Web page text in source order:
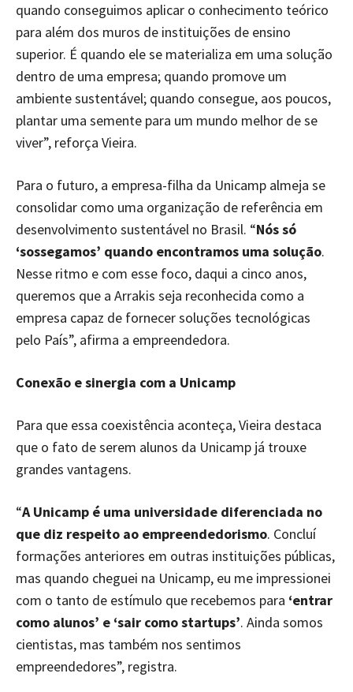
quando conseguimos aplicar o conhecimento teórico
para além dos muros de instituições de ensino
superior. É quando ele se materializa em uma solução
dentro de uma empresa; quando promove um
ambiente sustentável; quando consegue, aos poucos,
plantar uma semente para um mundo melhor de se
viver”, reforça Vieira.
Para o futuro, a empresa-filha da Unicamp almeja se
consolidar como uma organização de referência em
desenvolvimento sustentável no Brasil. “Nós só
‘sossegamos’ quando encontramos uma solução.
Nesse ritmo e com esse foco, daqui a cinco anos,
queremos que a Arrakis seja reconhecida como a
empresa capaz de fornecer soluções tecnológicas
pelo País”, afirma a empreendedora.
Conexão e sinergia com a Unicamp
Para que essa coexistência aconteça, Vieira destaca
que o fato de serem alunos da Unicamp já trouxe
grandes vantagens.
“A Unicamp é uma universidade diferenciada no
que diz respeito ao empreendedorismo. Concluí
formações anteriores em outras instituições públicas,
mas quando cheguei na Unicamp, eu me impressionei
com o tanto de estímulo que recebemos para ‘entrar
como alunos’ e ‘sair como startups’. Ainda somos
cientistas, mas também nos sentimos
empreendedores”, registra.